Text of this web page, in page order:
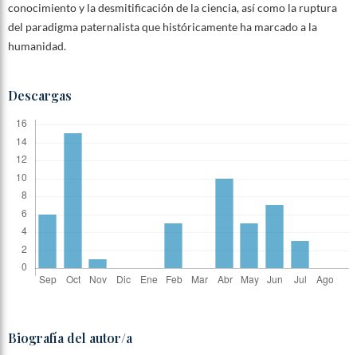
conocimiento y la desmitificación de la ciencia, así como la ruptura
del paradigma paternalista que históricamente ha marcado a la
humanidad.
Descargas
Biografía del autor/a